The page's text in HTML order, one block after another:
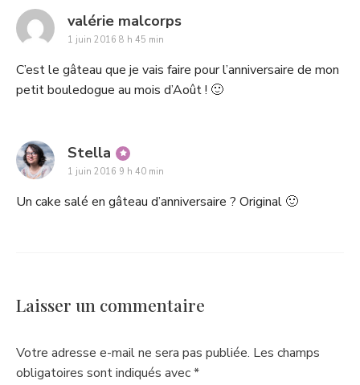
valérie malcorpssays:
1 juin 2016 8 h 45 min
C’est le gâteau que je vais faire pour l’anniversaire de mon
petit bouledogue au mois d’Août ! 🙂
Stella says:
1 juin 2016 9 h 40 min
Un cake salé en gâteau d’anniversaire ? Original 🙂
Laisser un commentaire
Votre adresse e-mail ne sera pas publiée. Les champs
obligatoires sont indiqués avec*